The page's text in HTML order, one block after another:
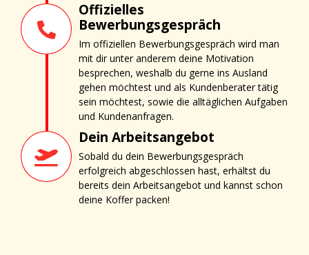
Offizielles
Bewerbungsgespräch
Im offiziellen Bewerbungsgespräch wird man
mit dir unter anderem deine Motivation
besprechen, weshalb du gerne ins Ausland
gehen möchtest und als Kundenberater tätig
sein möchtest, sowie die alltäglichen Aufgaben
und Kundenanfragen.
Dein Arbeitsangebot
Sobald du dein Bewerbungsgespräch
erfolgreich abgeschlossen hast, erhältst du
bereits dein Arbeitsangebot und kannst schon
deine Koffer packen!